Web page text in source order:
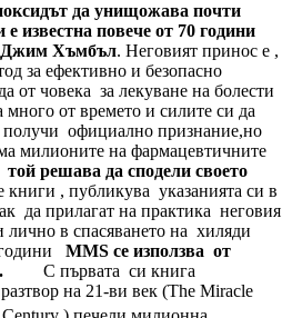
да унищожава почти
известна повече от 70 години
Джим Хъмбъл. Неговият принос е ,
за ефективно и безопасно
от човека за лекуване на болести
от времето и силите си да
получи официално признание,но
милионите на фармацевтичните
той решава да сподели своето
, публикува указанията си в
да прилагат на практика неговия
лично в спасяването на хиляди
MMS се използва от
С първата си книга
на 21-ви век (The Miracle